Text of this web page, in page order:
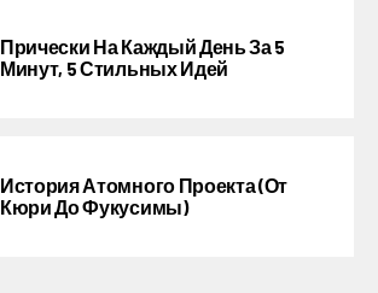
Прически На Каждый День За 5
Минут, 5 Стильных Идей
История Атомного Проекта (от
Кюри До Фукусимы)